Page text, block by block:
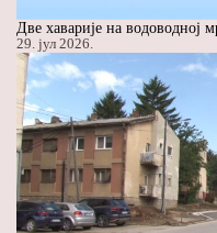
Две хаварије на водоводној
29. јул 2026.